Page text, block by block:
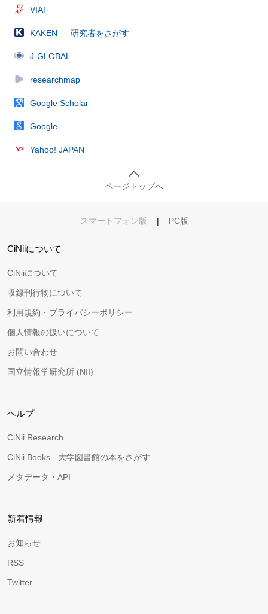
VIAF
KAKEN — 研究者をさがす
J-GLOBAL
researchmap
Google Scholar
Google
Yahoo! JAPAN
ページトップへ
スマートフォン版 | PC版
CiNiiについて
CiNiiについて
収録刊行物について
利用規約・プライバシーポリシー
個人情報の扱いについて
お問い合わせ
国立情報学研究所 (NII)
ヘルプ
CiNii Research
CiNii Books - 大学図書館の本をさがす
メタデータ・API
新着情報
お知らせ
RSS
Twitter